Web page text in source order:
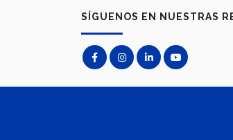
SÍGUENOS EN NUESTRAS